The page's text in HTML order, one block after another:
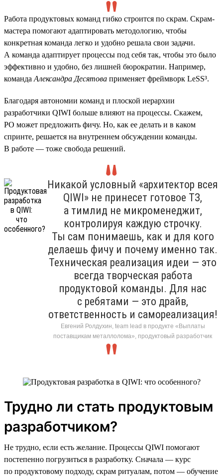
Работа продуктовых команд гибко строится по скрам. Скрам-
мастера помогают адаптировать методологию, чтобы
конкретная команда легко и удобно решала свои задачи.
А команда адаптирует процессы под себя так, чтобы это было
эффективно и удобно, без лишней бюрократии. Например,
команда Александра Десятова применяет фреймворк LeSS³.
Благодаря автономии команд и плоской иерархии
разработчики QIWI больше влияют на процессы. Скажем,
PO может предложить фичу. Но, как ее делать и в каком
спринте, решается на внутреннем обсуждении команды.
В работе — тоже свобода решений.
Никакой условный «архитектор всея
QIWI» не принесет готовое ТЗ,
а тимлид не микроменеджит,
контролируя каждую строчку.
Ты сам понимаешь, как и для кого
делаешь фичу и почему именно так.
Техническая реализация идеи — это
всегда творческая работа
продуктовой команды. Для нас
с ребятами — это драйв,
ответственность и самореализация!
Евгений Ролдухин, team lead в продукте «Выплаты
поставщикам металлолома», продуктовый разработчик
Трудно ли стать продуктовым
разработчиком?
Не трудно, если есть желание. Процессы QIWI помогают
постепенно погрузиться в разработку. Сначала — курс
по продуктовому подходу, скрам ритуалам, потом — обучение